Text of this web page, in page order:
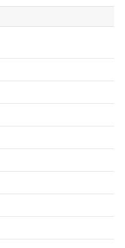
Stea
Medicilor
Dacă
Joasă